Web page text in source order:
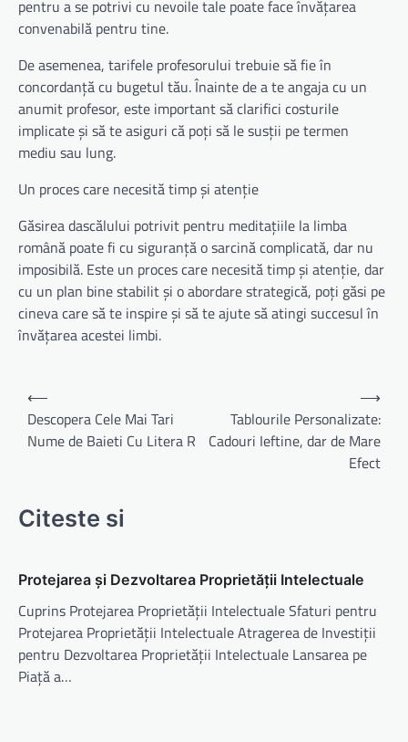
pentru a se potrivi cu nevoile tale poate face învățarea
convenabilă pentru tine.
De asemenea, tarifele profesorului trebuie să fie în
concordanță cu bugetul tău. Înainte de a te angaja cu un
anumit profesor, este important să clarifici costurile
implicate și să te asiguri că poți să le susții pe termen
mediu sau lung.
Un proces care necesită timp și atenție
Găsirea dascălului potrivit pentru meditațiile la limba
română poate fi cu siguranță o sarcină complicată, dar nu
imposibilă. Este un proces care necesită timp și atenție, dar
cu un plan bine stabilit și o abordare strategică, poți găsi pe
cineva care să te inspire și să te ajute să atingi succesul în
învățarea acestei limbi.
Navigare
în
articole
⟵
Descopera Cele Mai Tari
Nume de Baieti Cu Litera R
Tablourile Personalizate:
Cadouri Ieftine, dar de Mare
Efect
⟶
Citeste si
Protejarea și Dezvoltarea Proprietății Intelectuale
Cuprins Protejarea Proprietății Intelectuale Sfaturi pentru
Protejarea Proprietății Intelectuale Atragerea de Investiții
pentru Dezvoltarea Proprietății Intelectuale Lansarea pe
Piață a…